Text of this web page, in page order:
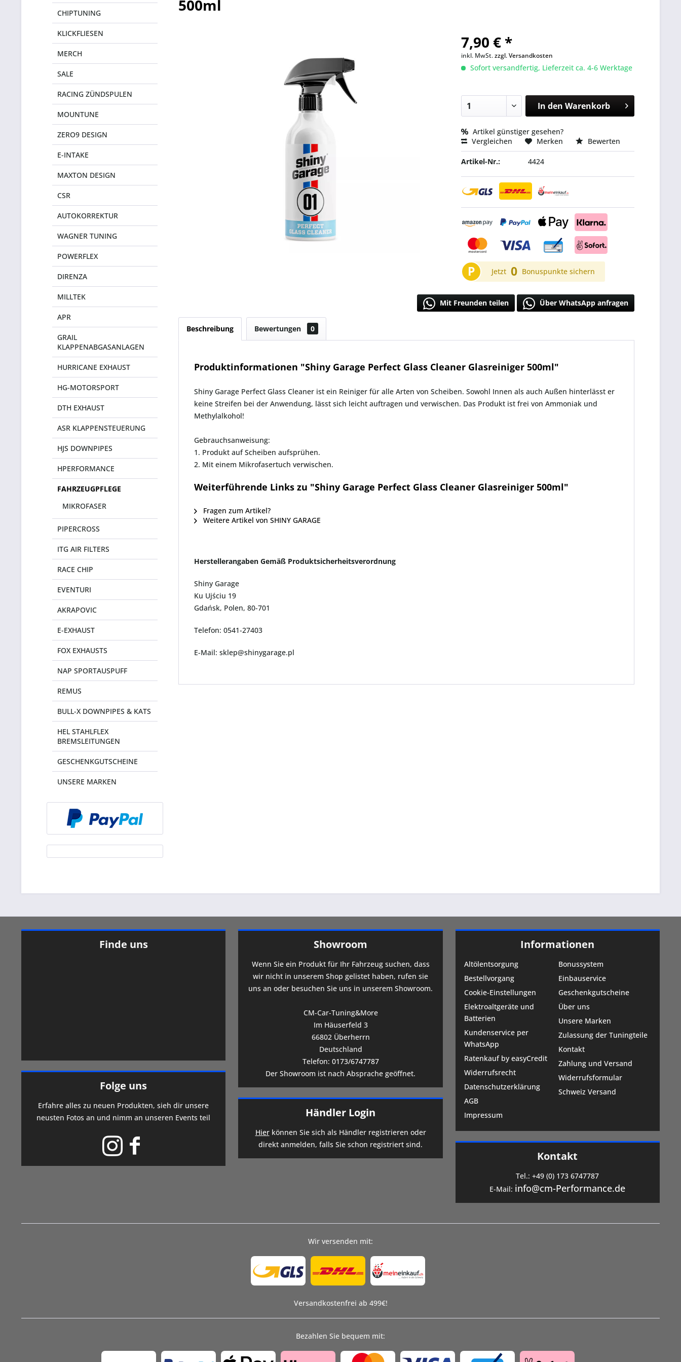
CHIPTUNING
KLICKFLIESEN
MERCH
SALE
RACING ZÜNDSPULEN
MOUNTUNE
ZERO9 DESIGN
E-INTAKE
MAXTON DESIGN
CSR
AUTOKORREKTUR
WAGNER TUNING
POWERFLEX
DIRENZA
MILLTEK
APR
GRAIL
KLAPPENABGASANLAGEN
HURRICANE EXHAUST
HG-MOTORSPORT
DTH EXHAUST
ASR KLAPPENSTEUERUNG
HJS DOWNPIPES
HPERFORMANCE
FAHRZEUGPFLEGE
MIKROFASER
PIPERCROSS
ITG AIR FILTERS
RACE CHIP
EVENTURI
AKRAPOVIC
E-EXHAUST
FOX EXHAUSTS
NAP SPORTAUSPUFF
REMUS
BULL-X DOWNPIPES & KATS
HEL STAHLFLEX
BREMSLEITUNGEN
GESCHENKGUTSCHEINE
UNSERE MARKEN
500ml
7,90 € *
inkl. MwSt.zzgl. Versandkosten
Sofort versandfertig, Lieferzeit ca. 4-6 Werktage
In den Warenkorb
Artikel günstiger gesehen?
Vergleichen
Merken Bewerten
Artikel-Nr.: 4424
P Jetzt 0 Bonuspunkte sichern
Mit Freunden teilen Über WhatsApp anfragen
Beschreibung Bewertungen 0
Produktinformationen "Shiny Garage Perfect Glass Cleaner Glasreiniger 500ml"
Shiny Garage Perfect Glass Cleaner ist ein Reiniger für alle Arten von Scheiben. Sowohl Innen als auch Außen hinterlässt er
keine Streifen bei der Anwendung, lässt sich leicht auftragen und verwischen. Das Produkt ist frei von Ammoniak und
Methylalkohol!
Gebrauchsanweisung:
1. Produkt auf Scheiben aufsprühen.
2. Mit einem Mikrofasertuch verwischen.
Weiterführende Links zu "Shiny Garage Perfect Glass Cleaner Glasreiniger 500ml"
Fragen zum Artikel?
Weitere Artikel von SHINY GARAGE
Herstellerangaben Gemäß Produktsicherheitsverordnung
Shiny Garage
Ku Ujściu 19
Gdańsk, Polen, 80-701
Telefon: 0541-27403
E-Mail: sklep@shinygarage.pl
Finde uns
Folge uns
Erfahre alles zu neuen Produkten, sieh dir unsere
neusten Fotos an und nimm an unseren Events teil
Showroom
Wenn Sie ein Produkt für Ihr Fahrzeug suchen, dass
wir nicht in unserem Shop gelistet haben, rufen sie
uns an oder besuchen Sie uns in unserem Showroom.
CM-Car-Tuning&More
Im Häuserfeld 3
66802 Überherrn
Deutschland
Telefon: 0173/6747787
Der Showroom ist nach Absprache geöffnet.
Händler Login
Hierkönnen Sie sich als Händler registrieren oder
direkt anmelden, falls Sie schon registriert sind.
Informationen
Altölentsorgung
Bestellvorgang
Cookie-Einstellungen
Elektroaltgeräte und
Batterien
Kundenservice per
WhatsApp
Ratenkauf by easyCredit
Widerrufsrecht
Datenschutzerklärung
AGB
Impressum
Bonussystem
Einbauservice
Geschenkgutscheine
Über uns
Unsere Marken
Zulassung der Tuningteile
Kontakt
Zahlung und Versand
Widerrufsformular
Schweiz Versand
Kontakt
Tel.:+49 (0) 173 6747787
E-Mail: info@cm-Performance.de
Wir versenden mit:
Versandkostenfrei ab 499€!
Bezahlen Sie bequem mit: